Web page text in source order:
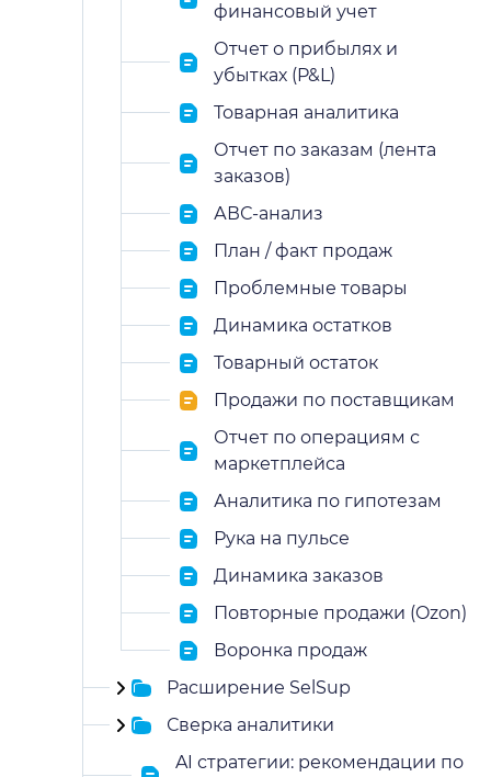
финансовый учет
Отчет о прибылях и
убытках (P&L)
Товарная аналитика
Отчет по заказам (лента
заказов)
АВС-анализ
План / факт продаж
Проблемные товары
Динамика остатков
Товарный остаток
Продажи по поставщикам
Отчет по операциям с
маркетплейса
Аналитика по гипотезам
Рука на пульсе
Динамика заказов
Повторные продажи (Ozon)
Воронка продаж
Расширение SelSup
Сверка аналитики
AI стратегии: рекомендации по